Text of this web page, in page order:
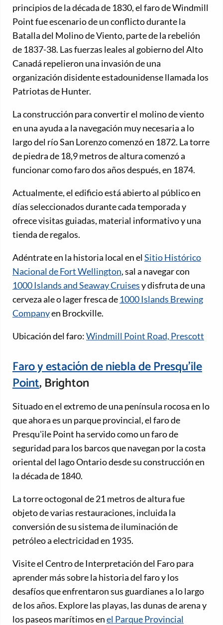
principios de la década de 1830, el faro de Windmill
Point fue escenario de un conflicto durante la
Batalla del Molino de Viento, parte de la rebelión
de 1837-38. Las fuerzas leales al gobierno del Alto
Canadá repelieron una invasión de una
organización disidente estadounidense llamada los
Patriotas de Hunter.
La construcción para convertir el molino de viento
en una ayuda a la navegación muy necesaria a lo
largo del río San Lorenzo comenzó en 1872. La torre
de piedra de 18,9 metros de altura comenzó a
funcionar como faro dos años después, en 1874.
Actualmente, el edificio está abierto al público en
días seleccionados durante cada temporada y
ofrece visitas guiadas, material informativo y una
tienda de regalos.
Adéntrate en la historia local en elSitio Histórico
Nacional de Fort Wellington, sal a navegar con
1000 Islands and Seaway Cruisesy disfruta de una
cerveza ale o lager fresca de 1000 Islands Brewing
Companyen Brockville.
Ubicación del faro:Windmill Point Road, Prescott
Faro y estación de niebla de Presqu'ile
Point, Brighton
Situado en el extremo de una península rocosa en lo
que ahora es un parque provincial, el faro de
Presqu'ile Point ha servido como un faro de
seguridad para los barcos que navegan por la costa
oriental del lago Ontario desde su construcción en
la década de 1840.
La torre octogonal de 21 metros de altura fue
objeto de varias restauraciones, incluida la
conversión de su sistema de iluminación de
petróleo a electricidad en 1935.
Visite el Centro de Interpretación del Faro para
aprender más sobre la historia del faro y los
desafíos que enfrentaron sus guardianes a lo largo
de los años. Explore las playas, las dunas de arena y
los paseos marítimos enel Parque Provincial